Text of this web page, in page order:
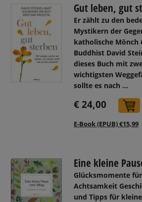
Gut leben, gut
Er zählt zu den
Mystikern der
katholische Mönch
Buddhist David
dieses Buch mit
wichtigsten
sollte es nach ...
€ 24,00
E-Book (EPUB) €15,99
Eine kleine
Glücksmomente
Achtsamkeit
und Tipps für